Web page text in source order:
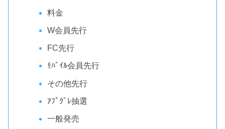
料金
W会員先行
FC先行
ﾓﾊﾞｲﾙ会員先行
その他先行
ｱﾌﾟｸﾞﾚ抽選
一般発売